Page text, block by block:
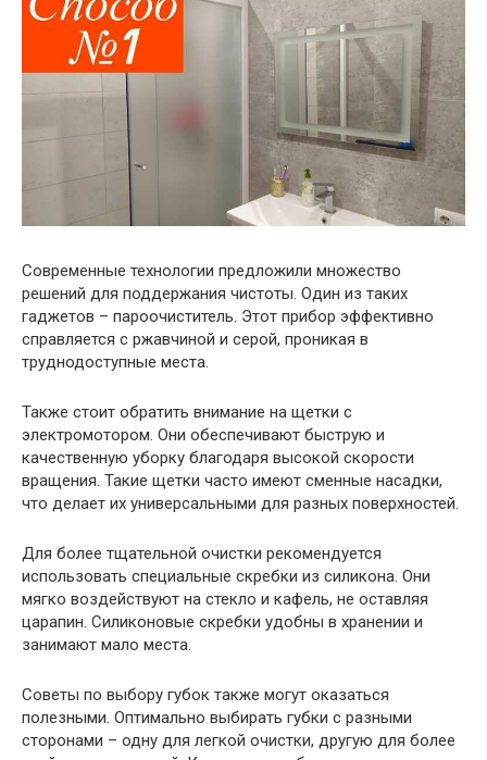
Современные технологии предложили множество
решений для поддержания чистоты. Один из таких
гаджетов – пароочиститель. Этот прибор эффективно
справляется с ржавчиной и серой, проникая в
труднодоступные места.
Также стоит обратить внимание на щетки с
электромотором. Они обеспечивают быструю и
качественную уборку благодаря высокой скорости
вращения. Такие щетки часто имеют сменные насадки,
что делает их универсальными для разных поверхностей.
Для более тщательной очистки рекомендуется
использовать специальные скребки из силикона. Они
мягко воздействуют на стекло и кафель, не оставляя
царапин. Силиконовые скребки удобны в хранении и
занимают мало места.
Советы по выбору губок также могут оказаться
полезными. Оптимально выбирать губки с разными
сторонами – одну для легкой очистки, другую для более